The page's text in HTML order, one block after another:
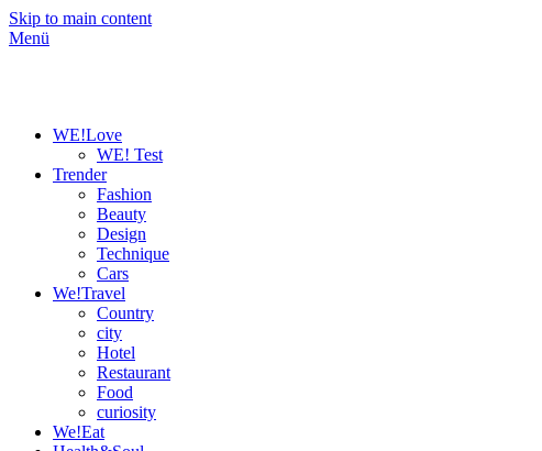
Skip to main content
Menü
WE!Love
WE! Test
Trender
Fashion
Beauty
Design
Technique
Cars
We!Travel
Country
city
Hotel
Restaurant
Food
curiosity
We!Eat